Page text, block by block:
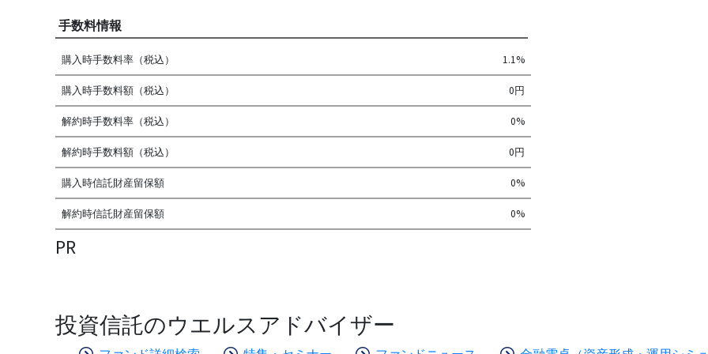
手数料情報
購入時手数料率（税込） 1.1%
購入時手数料額（税込） 0円
解約時手数料率（税込） 0%
解約時手数料額（税込） 0円
購入時信託財産留保額 0%
解約時信託財産留保額 0%
PR
投資信託のウエルスアドバイザー